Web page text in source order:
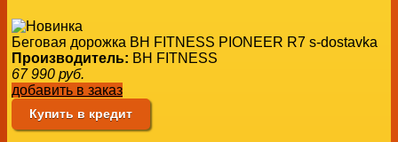
Беговая дорожка BH FITNESS PIONEER R7 s-dostavka
Производитель: BH FITNESS
67 990 руб.
добавить в заказ
Купить в кредит